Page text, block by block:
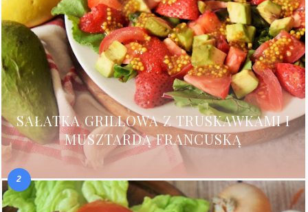
SAŁATKA GRILLOWA Z TRUSKAWKAMI I
MUSZTARDĄ FRANCUSKĄ